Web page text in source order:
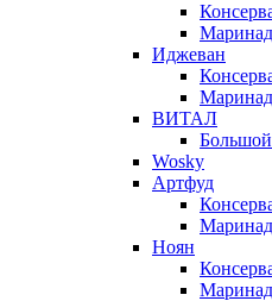
Иджеван
ВИТАЛ
Wosky
Артфуд
Ноян